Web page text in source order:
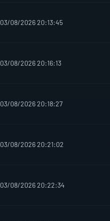
03/08/2026 20:13:45
03/08/2026 20:16:13
03/08/2026 20:18:27
03/08/2026 20:21:02
03/08/2026 20:22:34